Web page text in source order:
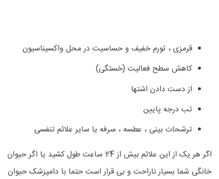
قرمزی ، تورم خفیف و حساسیت در محل واکسیناسیون
کاهش سطح فعالیت (خستگی)
از دست دادن اشتها
تب درجه پایین
ترشحات بینی ، عطسه ، سرفه یا سایر علائم تنفسی
اگر هر یک از این علائم بیش از 24 ساعت طول کشید یا اگر حیوان
خانگی شما بسیار ناراحت و بی قرار است حتما با دامپزشک حیوان